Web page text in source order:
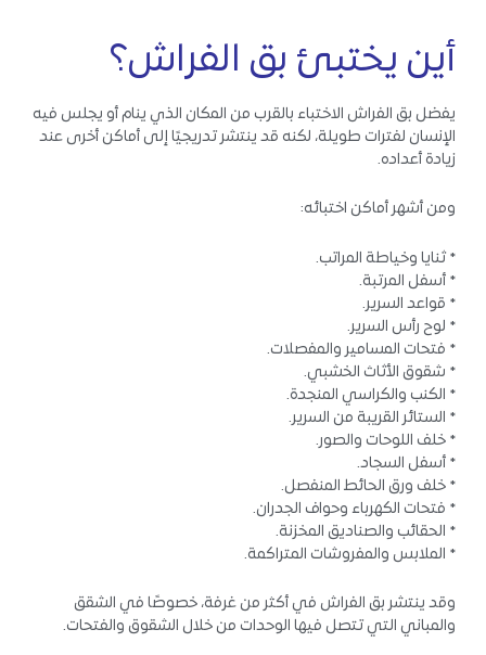
أين يختبئ بق الفراش؟
يفضل بق الفراش الاختباء بالقرب من المكان الذي ينام أو يجلس فيه
الإنسان لفترات طويلة، لكنه قد ينتشر تدريجيًا إلى أماكن أخرى عند
زيادة أعداده.
ومن أشهر أماكن اختبائه:
* ثنايا وخياطة المراتب.
* أسفل المرتبة.
* قواعد السرير.
* لوح رأس السرير.
* فتحات المسامير والمفصلات.
* شقوق الأثاث الخشبي.
* الكنب والكراسي المنجدة.
* الستائر القريبة من السرير.
* خلف اللوحات والصور.
* أسفل السجاد.
* خلف ورق الحائط المنفصل.
* فتحات الكهرباء وحواف الجدران.
* الحقائب والصناديق المخزنة.
* الملابس والمفروشات المتراكمة.
وقد ينتشر بق الفراش في أكثر من غرفة، خصوصًا في الشقق
والمباني التي تتصل فيها الوحدات من خلال الشقوق والفتحات.